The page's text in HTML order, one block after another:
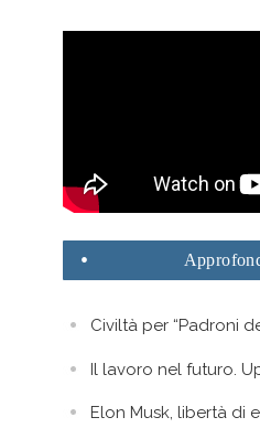
Civiltà per “Padroni
Il lavoro nel futuro.
Elon Musk, libertà di